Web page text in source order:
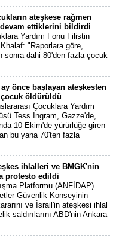
ateşkese rağmen
ettiklerini bildirdi
Yardım Fonu Filistin
"Raporlara göre,
sonra dahi 80'den fazla çocuk
önce başlayan ateşkesten
çocuk öldürüldü
Çocuklara Yardım
Tess Ingram, Gazze'de,
10 Ekim'de yürürlüğe giren
bu yana 70'ten fazla
ihlalleri ve BMGK'nin
protesto edildi
Platformu (ANFİDAP)
Güvenlik Konseyinin
ve İsrail'in ateşkesi ihlal
saldırılarını ABD'nin Ankara